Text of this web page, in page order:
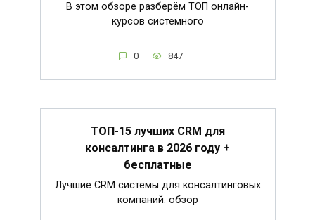
В этом обзоре разберём ТОП онлайн-
курсов системного
0 847
ТОП-15 лучших CRM для
консалтинга в 2026 году +
бесплатные
Лучшие CRM системы для консалтинговых
компаний: обзор